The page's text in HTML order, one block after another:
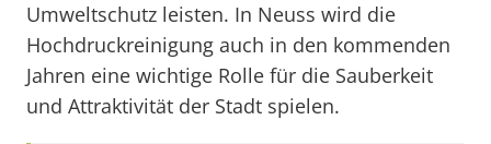
Umweltschutz leisten. In Neuss wird die
Hochdruckreinigung auch in den kommenden
Jahren eine wichtige Rolle für die Sauberkeit
und Attraktivität der Stadt spielen.